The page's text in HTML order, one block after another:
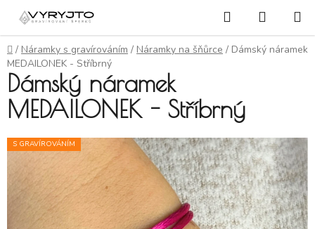
Přejít na obsah Hledat
Domů
/ Náramky s gravírováním / Náramky na šňůrce / Dámský náramek
MEDAILONEK - Stříbrný
Dámský náramek
MEDAILONEK - Stříbrný
S GRAVÍROVÁNÍM